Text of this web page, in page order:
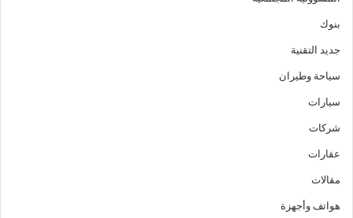
بنوك
جديد التقنية
سياحة وطيران
سيارات
شركات
عقارات
مقالات
هواتف وأجهزة